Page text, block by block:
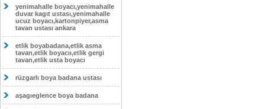
yenimahalle boyacı,yenimahalle
duvar kagıt ustası,yenimahalle
ucuz boyacı,kartonpiyer,asma
tavan ustası ankara
etlik boyabadana,etlik asma
tavan,etlik boyacıı,etlik gergi
tavan,etlik usta boyacı
rüzgarlı boya badana ustası
aşagıeglence boya badana